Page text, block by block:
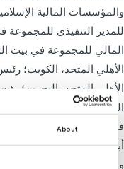
About
والمؤسسات المالية
للمدير التنفيذي للمجموعة
المالي للمجموعة في بيت
الأهلي المتحد، الكويت؛
الأهلي المتحد، البحرين؛
الراجحي، المملكة العربية
في غرانت ثورنتون بالمملكة